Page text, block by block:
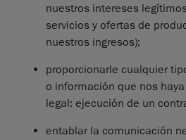
nuestros intereses
servicios y ofertas de
nuestros ingresos);
proporcionarle cualquier
o información que nos
legal: ejecución de un
entablar la comunicación